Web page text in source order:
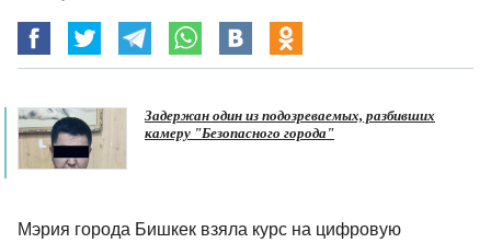
Задержан один из подозреваемых, разбивших
камеру "Безопасного города"
Мэрия города Бишкек взяла курс на цифровую